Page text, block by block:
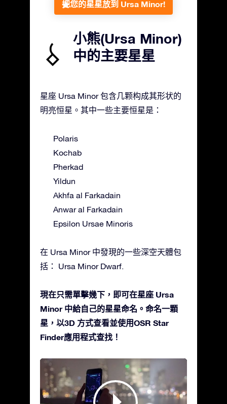
把您的星星放到 Ursa Minor!
小熊(Ursa Minor)
中的主要星星
星座 Ursa Minor 包含几颗构成其形状的
明亮恒星。其中一些主要恒星是：
Polaris
Kochab
Pherkad
Yildun
Akhfa al Farkadain
Anwar al Farkadain
Epsilon Ursae Minoris
在 Ursa Minor 中發現的一些深空天體包
括： Ursa Minor Dwarf.
現在只需單擊幾下，即可在星座 Ursa
Minor 中給自己的星星命名。命名一顆
星，以3D 方式查看並使用OSR Star
Finder應用程式查找！